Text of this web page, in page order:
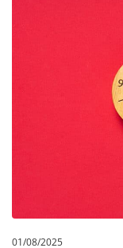
01/08/2025